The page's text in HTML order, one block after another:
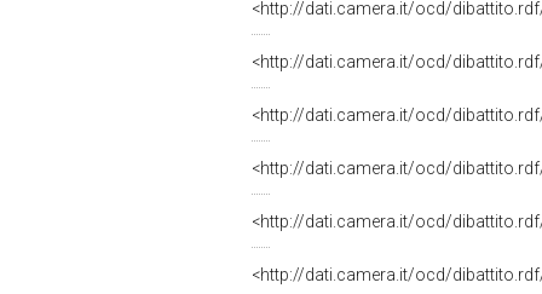
<http://dati.camera.it/ocd/
<http://dati.camera.it/ocd/
<http://dati.camera.it/ocd/
<http://dati.camera.it/ocd/
<http://dati.camera.it/ocd/
<http://dati.camera.it/ocd/